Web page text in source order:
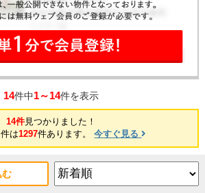
14件中1～14件を表示
14件見つかりました！
は1297件あります。今すぐ見る
む